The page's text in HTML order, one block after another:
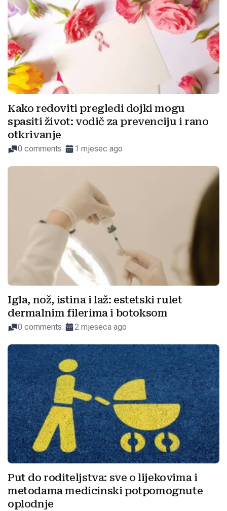
Kako redoviti pregledi dojki mogu
spasiti život: vodič za prevenciju i rano
otkrivanje
0 comments 1 mjesec ago
Igla, nož, istina i laž: estetski rulet
dermalnim filerima i botoksom
0 comments 2 mjeseca ago
Put do roditeljstva: sve o lijekovima i
metodama medicinski potpomognute
oplodnje